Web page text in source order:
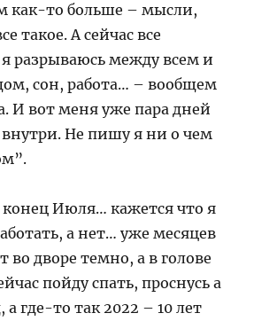
как-то больше – мысли,
такое. А сейчас все
разрываюсь между всем и
сон, работа… – вообщем
И вот меня уже пара дней
Не пишу я ни о чем
конец Июля… кажется что я
а нет… уже месяцев
во дворе темно, а в голове
пойду спать, проснусь а
а где-то так 2022 – 10 лет